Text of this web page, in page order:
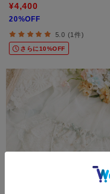
¥4,400
20%OFF
5.0 (1件)
さらに10%OFF